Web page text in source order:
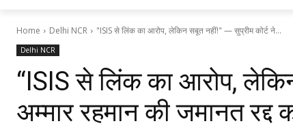
Home Delhi NCR "ISIS से लिंक का आरोप, लेकिन सबूत नहीं!" — सुप्रीम कोर्ट ने...
Delhi NCR
“ISIS से लिंक का आरोप,
अम्मार रहमान की जमानत